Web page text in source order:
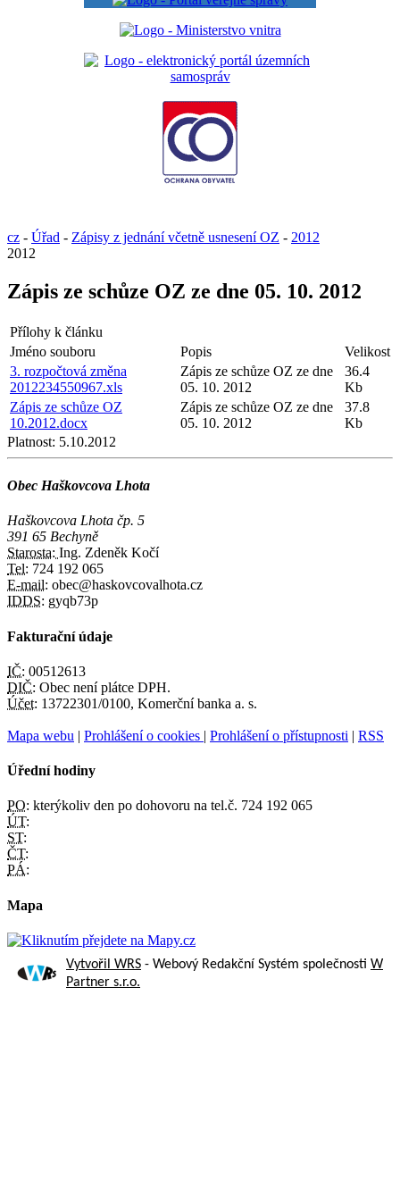
cz - Úřad - Zápisy z jednání včetně usnesení OZ - 2012
2012
Zápis ze schůze OZ ze dne 05. 10. 2012
Přílohy k článku
Jméno souboru
Popis
Velikost
3. rozpočtová změna
2012234550967.xls
Zápis ze schůze OZ ze dne
05. 10. 2012
36.4
Kb
Zápis ze schůze OZ
10.2012.docx
Zápis ze schůze OZ ze dne
05. 10. 2012
37.8
Kb
Platnost: 5.10.2012
Obec Haškovcova Lhota
Haškovcova Lhota čp. 5
391 65 Bechyně
Starosta: Ing. Zdeněk Kočí
Tel: 724 192 065
E-mail: obec@haskovcovalhota.cz
IDDS: gyqb73p
Fakturační údaje
IČ: 00512613
DIČ: Obec není plátce DPH.
Účet: 13722301/0100, Komerční banka a. s.
Mapa webu | Prohlášení o cookies | Prohlášení o přístupnosti | RSS
Úřední hodiny
PO: kterýkoliv den po dohovoru na tel.č. 724 192 065
ÚT:
ST:
ČT:
PÁ:
Mapa
Vytvořil WRS - Webový Redakční Systém společnosti W
Partner s.r.o.